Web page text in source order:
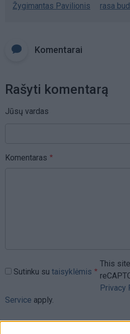
Žygimantas Pavilionis rasa
Komentarai
Rašyti komentarą
Jūsų vardas
Komentaras
Sutinku su taisyklėmis
This
Privacy
Service apply.